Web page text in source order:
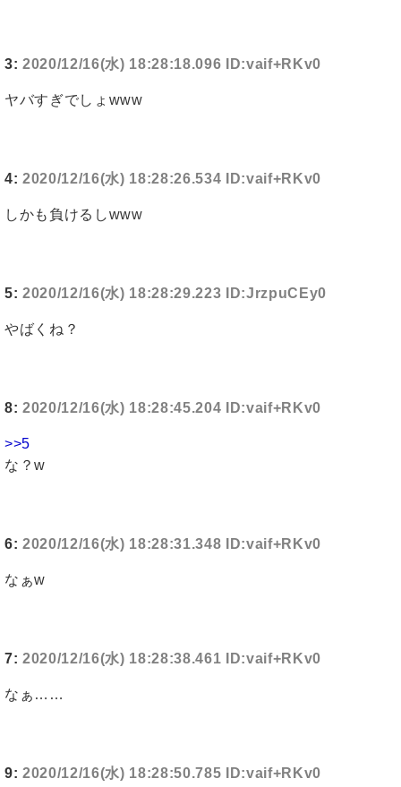
3: 2020/12/16(水) 18:28:18.096 ID:vaif+RKv0
ヤバすぎでしょwww
4: 2020/12/16(水) 18:28:26.534 ID:vaif+RKv0
しかも負けるしwww
5: 2020/12/16(水) 18:28:29.223 ID:JrzpuCEy0
やばくね？
8: 2020/12/16(水) 18:28:45.204 ID:vaif+RKv0
>>5
な？w
6: 2020/12/16(水) 18:28:31.348 ID:vaif+RKv0
なぁw
7: 2020/12/16(水) 18:28:38.461 ID:vaif+RKv0
なぁ……
9: 2020/12/16(水) 18:28:50.785 ID:vaif+RKv0